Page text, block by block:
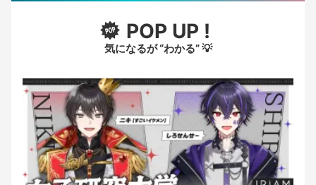
POP UP !
気になるが “わかる” 💡